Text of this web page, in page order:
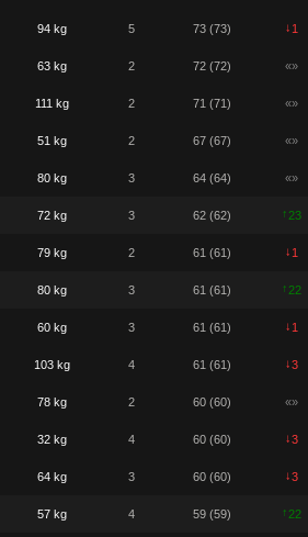
94 kg 5 73 (73) ↓ 1
63 kg 2 72 (72) «»
111 kg 2 71 (71) «»
51 kg 2 67 (67) «»
80 kg 3 64 (64) «»
72 kg 3 62 (62) ↑23
79 kg 2 61 (61) ↓ 1
80 kg 3 61 (61) ↑22
60 kg 3 61 (61) ↓ 1
103 kg 4 61 (61) ↓3
78 kg 2 60 (60) «»
32 kg 4 60 (60) ↓3
64 kg 3 60 (60) ↓3
57 kg 4 59 (59) ↑22